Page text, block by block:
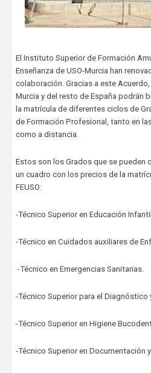
El Instituto Superior de Formación
Enseñanza de USO-Murcia han
colaboración. Gracias a este
Murcia y del resto de España podrán
la matrícula de diferentes ciclos de
de Formación Profesional, tanto en
como a distancia.
Estos son los Grados que se pueden
un cuadro con los precios de la
FEUSO:
-Técnico Superior en Educación
-Técnico en Cuidados auxiliares de
-Técnico en Emergencias Sanitarias.
-Técnico Superior para el Diagnóstico
-Técnico Superior en Higiene
-Técnico Superior en Documentación